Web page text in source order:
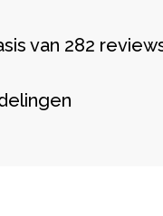
van 282